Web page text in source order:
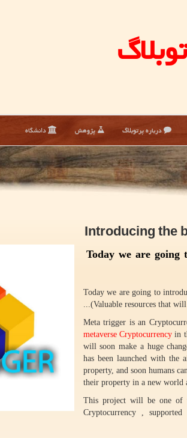
درباره پرتوبلاگ پژوهش دانشگاه
Introducing the
Today we are going
Today we are going to
...(Valuable resources that
Meta trigger is an
metaverse Cryptocurrencyin
will soon make a huge
has been launched with the
property, and soon humans
their property in a new world
This project will be one of
Cryptocurrency ,